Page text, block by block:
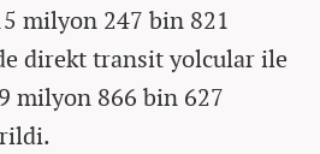
milyon 247 bin 821
direkt transit yolcular ile
milyon 866 bin 627